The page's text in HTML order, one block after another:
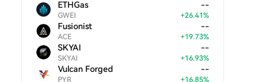
ETHGas
GWEI
--
+26.41%
Fusionist
ACE
--
+19.73%
SKYAI
SKYAI
--
+16.93%
Vulcan Forged
PYR
--
+16.85%